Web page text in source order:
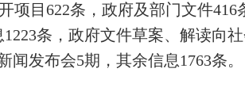
项目622条，政府及部门文件
条，政府文件草案、解读向
发布会5期，其余信息1763条。